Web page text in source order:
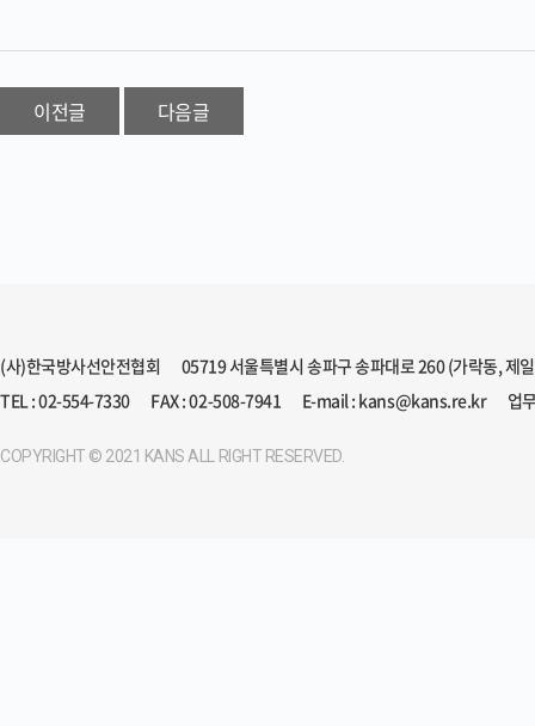
이전글 다음글
(사)한국방사선안전협회
05719 서울특별시 송파구 송파대로 260 (가락동, 제
TEL : 02-554-7330
FAX : 02-508-7941 E-mail : kans@kans.re.kr 업
COPYRIGHT © 2021 KANS ALL RIGHT RESERVED.